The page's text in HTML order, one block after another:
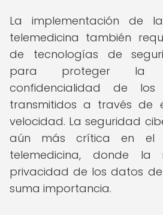
La implementación de
telemedicina también
de tecnologías de
para proteger la
confidencialidad de
transmitidos a través de
velocidad. La seguridad
aún más crítica en el
telemedicina, donde
privacidad de los datos
suma importancia.